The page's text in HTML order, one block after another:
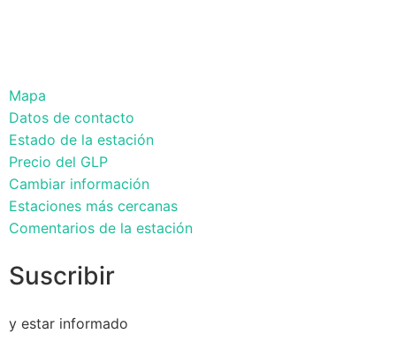
Mapa
Datos de contacto
Estado de la estación
Precio del GLP
Cambiar información
Estaciones más cercanas
Comentarios de la estación
Suscribir
y estar informado